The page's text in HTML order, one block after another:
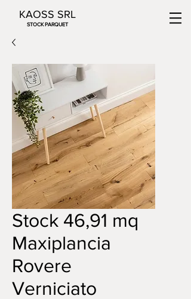
KAOSS SRL
STOCK PARQUET
Stock 46,91 mq
Maxiplancia
Rovere
Verniciato